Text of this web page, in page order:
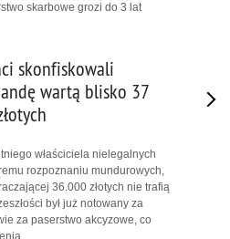
skarbowe grozi do 3 lat
skonfiskowali
wartą blisko 37
właściciela nielegalnych
rozpoznaniu mundurowych,
36.000 złotych nie trafią
był już notowany za
za paserstwo akcyzowe, co